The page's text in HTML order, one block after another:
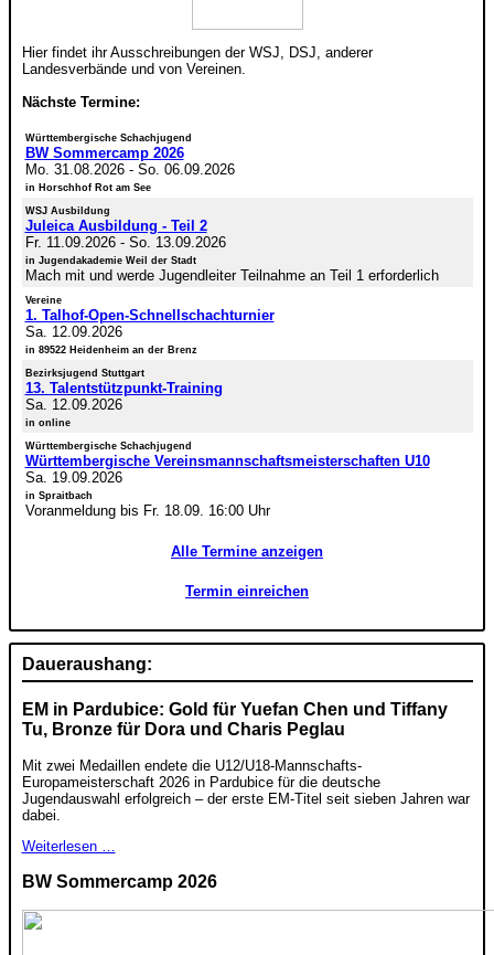
Hier findet ihr Ausschreibungen der WSJ, DSJ, anderer
Landesverbände und von Vereinen.
Nächste Termine:
Württembergische Schachjugend
BW Sommercamp 2026
Mo. 31.08.2026- So. 06.09.2026
in Horschhof Rot am See
WSJ Ausbildung
Juleica Ausbildung - Teil 2
Fr. 11.09.2026- So. 13.09.2026
in Jugendakademie Weil der Stadt
Mach mit und werde Jugendleiter Teilnahme an Teil 1 erforderlich
Vereine
1. Talhof-Open-Schnellschachturnier
Sa. 12.09.2026
in 89522 Heidenheim an der Brenz
Bezirksjugend Stuttgart
13. Talentstützpunkt-Training
Sa. 12.09.2026
in online
Württembergische Schachjugend
Württembergische Vereinsmannschaftsmeisterschaften U10
Sa. 19.09.2026
in Spraitbach
Voranmeldung bis Fr. 18.09. 16:00 Uhr
Alle Termine anzeigen
Termin einreichen
Daueraushang:
EM in Pardubice: Gold für Yuefan Chen und Tiffany
Tu, Bronze für Dora und Charis Peglau
Mit zwei Medaillen endete die U12/U18-Mannschafts-
Europameisterschaft 2026 in Pardubice für die deutsche
Jugendauswahl erfolgreich – der erste EM-Titel seit sieben Jahren war
dabei.
Weiterlesen …
BW Sommercamp 2026